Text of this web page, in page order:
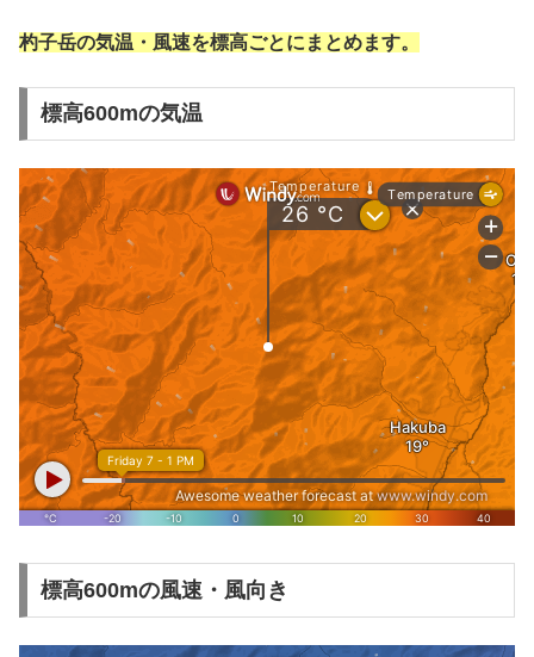
杓子岳の気温・風速を標高ごとにまとめます。
標高600mの気温
標高600mの風速・風向き